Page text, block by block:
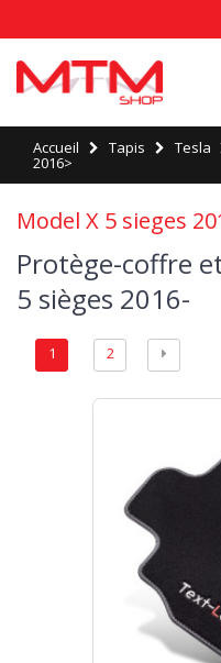
Accueil Tapis Tesla
2016>
Model X 5 sieges
Protège-coffre
5 sièges 2016-
1 2